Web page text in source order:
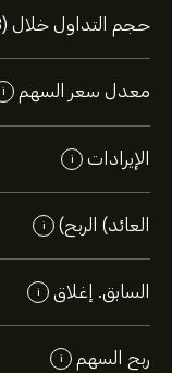
حجم التداول خلال (3 أشهر)
معدل سعر السهم i
الإيرادات i
العائد) الربح) i
السابق. إغلاق i
ربح السهم i